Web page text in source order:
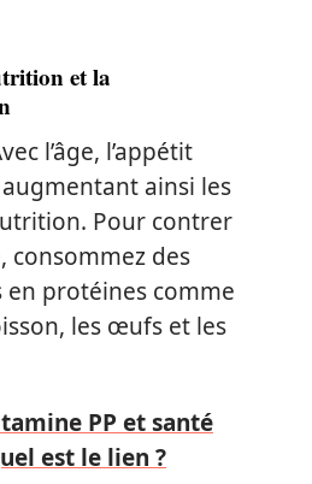
et la
l’âge, l’appétit
ainsi les
Pour contrer
consommez des
en protéines comme
les œufs et les
PP et santé
est le lien ?